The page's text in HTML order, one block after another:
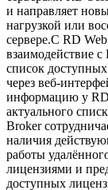
и направляет
нагрузкой или
сервере.С RD
взаимодействие с
список
через веб-
информацию у RD
актуального
Broker
наличия
работы
лицензиями и
доступных